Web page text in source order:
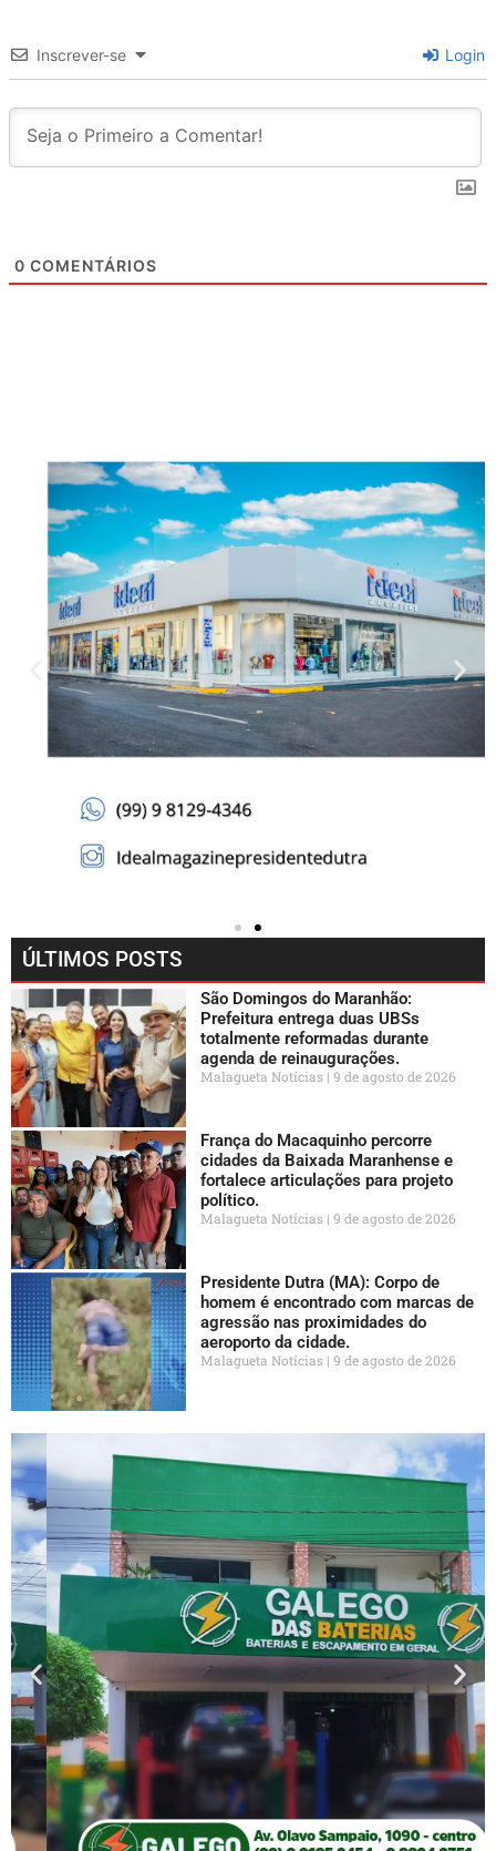
Inscrever-se Login
0 COMENTÁRIOS
ÚLTIMOS POSTS
São Domingos do Maranhão:
Prefeitura entrega duas UBSs
totalmente reformadas durante
agenda de reinaugurações.
Malagueta Notícias 9 de agosto de 2026
França do Macaquinho percorre
cidades da Baixada Maranhense e
fortalece articulações para projeto
político.
Malagueta Notícias 9 de agosto de 2026
Presidente Dutra (MA): Corpo de
homem é encontrado com marcas de
agressão nas proximidades do
aeroporto da cidade.
Malagueta Notícias 9 de agosto de 2026